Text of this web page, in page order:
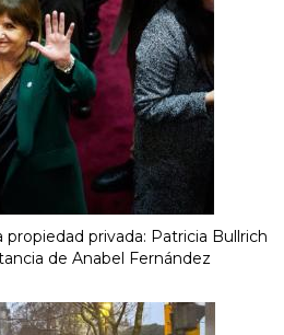
propiedad privada: Patricia Bullrich
de Anabel Fernández